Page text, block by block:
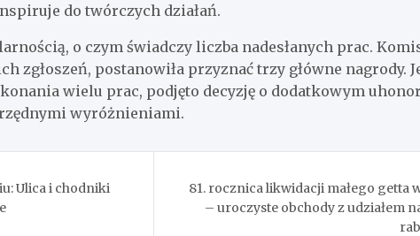
do twórczych działań.
o czym świadczy liczba nadesłanych prac.
zgłoszeń, postanowiła przyznać trzy główne nagrody.
wielu prac, podjęto decyzję o dodatkowym
wyróżnieniami.
Ulica i chodniki
81. rocznica likwidacji małego getta
– uroczyste obchody z udziałem